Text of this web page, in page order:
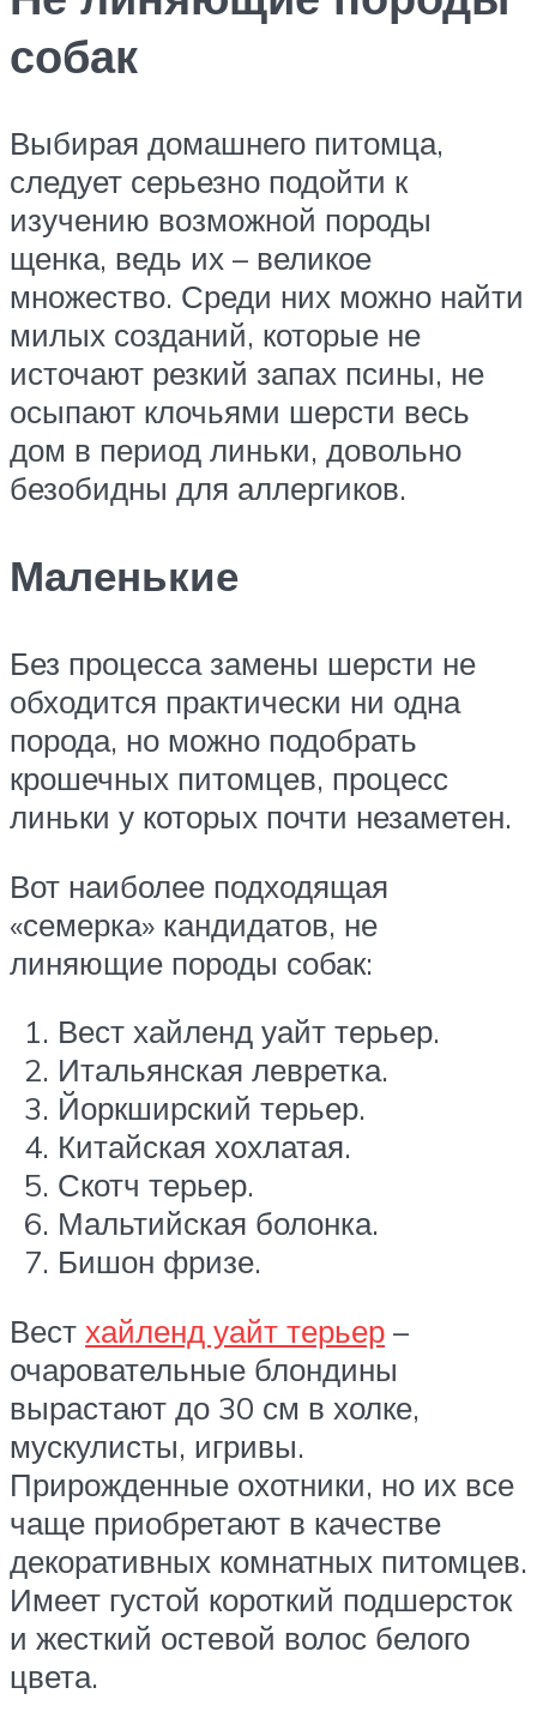
собак
Выбирая домашнего питомца,
следует серьезно подойти к
изучению возможной породы
щенка, ведь их – великое
множество. Среди них можно найти
милых созданий, которые не
источают резкий запах псины, не
осыпают клочьями шерсти весь
дом в период линьки, довольно
безобидны для аллергиков.
Маленькие
Без процесса замены шерсти не
обходится практически ни одна
порода, но можно подобрать
крошечных питомцев, процесс
линьки у которых почти незаметен.
Вот наиболее подходящая
«семерка» кандидатов, не
линяющие породы собак:
Вест хайленд уайт терьер.
Итальянская левретка.
Йоркширский терьер.
Китайская хохлатая.
Скотч терьер.
Мальтийская болонка.
Бишон фризе.
Вест хайленд уайт терьер –
очаровательные блондины
вырастают до 30 см в холке,
мускулисты, игривы.
Прирожденные охотники, но их все
чаще приобретают в качестве
декоративных комнатных питомцев.
Имеет густой короткий подшерсток
и жесткий остевой волос белого
цвета.